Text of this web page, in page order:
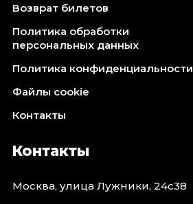
Возврат билетов
Политика обработки
персональных данных
Политика конфиденциальности
Файлы cookie
Контакты
Контакты
Москва, улица Лужники, 24с38